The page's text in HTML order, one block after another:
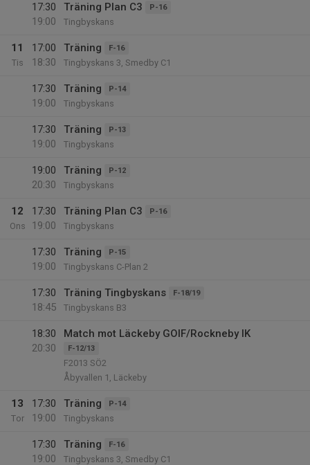
17:30
19:00
Träning Plan C3 P-16
Tingbyskans
11
Tis
17:00
18:30
Träning F-16
Tingbyskans 3, Smedby C1
17:30
19:00
Träning P-14
Tingbyskans
17:30
19:00
Träning P-13
Tingbyskans
19:00
20:30
Träning P-12
Tingbyskans
12
Ons
17:30
19:00
Träning Plan C3 P-16
Tingbyskans
17:30
19:00
Träning P-15
Tingbyskans C-Plan 2
17:30
18:45
Träning Tingbyskans F-18/19
Tingbyskans B3
18:30
20:30
Match mot Läckeby GOIF/Rockneby IK
F-12/13
F2013 SÖ2
Åbyvallen 1, Läckeby
13
Tor
17:30
19:00
Träning P-14
Tingbyskans
17:30
19:00
Träning F-16
Tingbyskans 3, Smedby C1